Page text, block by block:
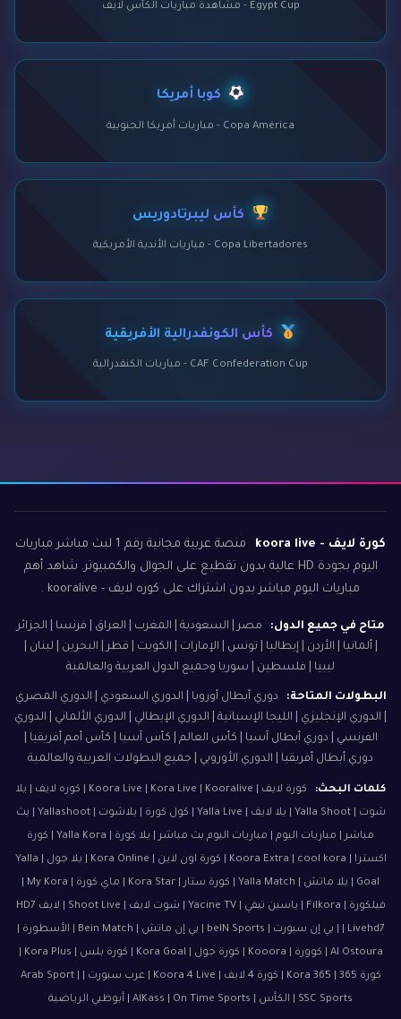
Egypt Cup - مشاهدة مباريات الكأس لايف
كوبا أمريكا
Copa América - مباريات أمريكا الجنوبية
كأس ليبرتادوريس
Copa Libertadores - مباريات الأندية الأمريكية
كأس الكونفدرالية الأفريقية
CAF Confederation Cup - مباريات الكنفدرالية
كورة لايف - koora live
منصة عربية مجانية رقم 1 لبث مباشر مباريات
اليوم بجودة HD عالية بدون تقطيع على الجوال والكمبيوتر. شاهد أهم
مباريات اليوم مباشر بدون اشتراك على كوره لايف - kooralive .
متاح في جميع الدول:
مصر | السعودية | المغرب | العراق | فرنسا | الجزائر
| ألمانيا | الأردن | إيطاليا | تونس | الإمارات | الكويت | قطر | البحرين | لبنان |
ليبيا | فلسطين | سوريا وجميع الدول العربية والعالمية
البطولات المتاحة:
دوري أبطال أوروبا | الدوري السعودي | الدوري المصري
| الدوري الإنجليزي | الليجا الإسبانية | الدوري الإيطالي | الدوري الألماني | الدوري
الفرنسي | دوري أبطال آسيا | كأس العالم | كأس آسيا | كأس أمم أفريقيا |
دوري أبطال أفريقيا | الدوري الأوروبي | جميع البطولات العربية والعالمية
كلمات البحث:
كورة لايف | Koora Live | Kora Live | Kooralive | كوره لايف | يلا
شوت | Yalla Shoot | يلا لايف | Yalla Live | كول كورة | يلاشوت | Yallashoot | بث
مباشر | مباريات اليوم | مباريات اليوم بث مباشر | يلا كورة | Yalla Kora | كورة
اكسترا | Koora Extra | cool kora | كورة اون لاين | Kora Online | يلا جول | Yalla
فيلكورة | Filkora | ياسين تيفي | Yacine TV | شوت لايف | Shoot Live | لايف HD7
| Livehd7 | بي إن سبورت | beIN Sports | بي إن ماتش | Bein Match | الأسطورة |
كورة 365 | Kora 365 | كورة 4 لايف | Koora 4 Live | عرب سبورت | Arab Sport |
SSC Sports | الكأس | AlKass | On Time Sports | أبوظبي الرياضية